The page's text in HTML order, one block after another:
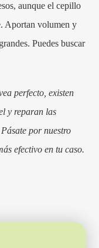
aunque el cepillo
Aportan volumen y
Puedes buscar
perfecto, existen
y reparan las
por nuestro
efectivo en tu caso.